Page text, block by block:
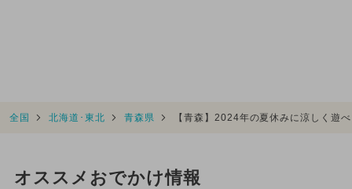
全国 北海道･東北 青森県 【青森】2024年の夏休みに涼しく遊
オススメおでかけ情報